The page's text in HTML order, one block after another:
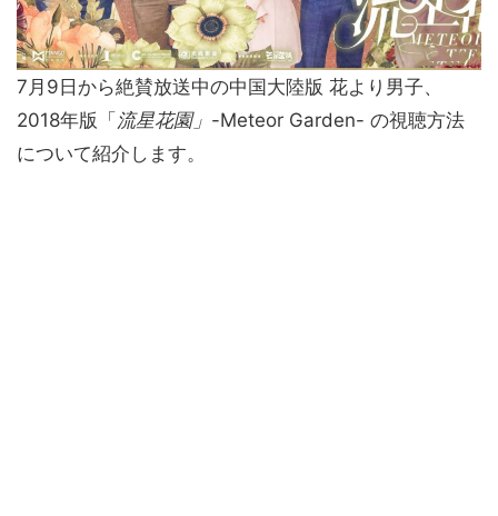
7月9日から絶賛放送中の中国大陸版 花より男子、
2018年版「流星花園」 -Meteor Garden- の視聴方法
について紹介します。